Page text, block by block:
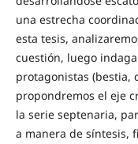
una estrecha
esta tesis,
cuestión, luego
protagonistas (bestia,
propondremos el eje
la serie septenaria,
a manera de síntesis,